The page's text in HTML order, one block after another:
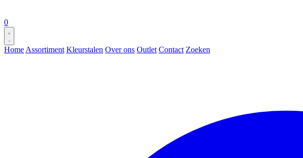
0
Home Assortiment Kleurstalen Over ons Outlet Contact Zoeken